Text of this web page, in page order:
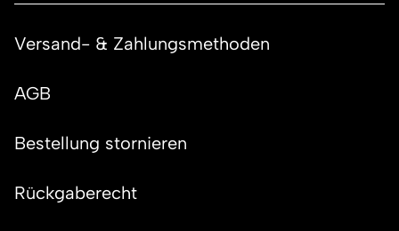
Versand- & Zahlungsmethoden
AGB
Bestellung stornieren
Rückgaberecht